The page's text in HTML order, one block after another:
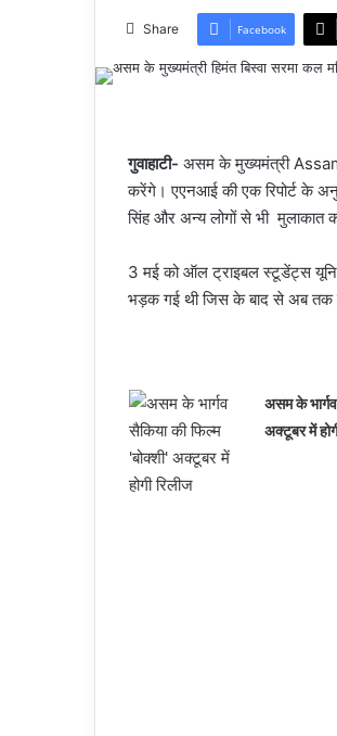
Share Facebook
गुवाहाटी- असम के मुख्यमंत्री
करेंगे। एएनआई की एक रिपोर्ट के
सिंह और अन्य लोगों से भी मुलाकात
3 मई को ऑल ट्राइबल स्टूडेंट्स
भड़क गई थी जिस के बाद से अब तक
असम के भार्गव
अक्टूबर में